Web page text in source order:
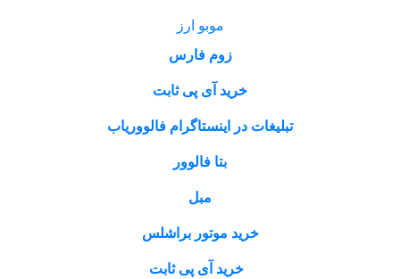
موبو ارز
زوم فارس
خرید آی پی ثابت
تبلیغات در اینستاگرام فالووریاب
بتا فالوور
خرید موتور براشلس
خرید آی پی ثابت